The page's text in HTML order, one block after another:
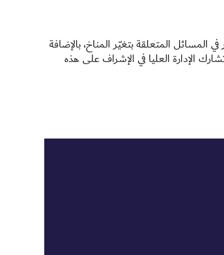
المسائل المتعلقة بتغيّر المناخ، بالإضافة
الإدارة العليا في الإشراف على هذه